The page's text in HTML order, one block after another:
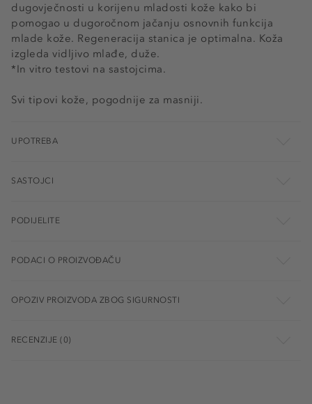
dugovječnosti u korijenu mladosti kože kako bi
pomogao u dugoročnom jačanju osnovnih funkcija
mlade kože. Regeneracija stanica je optimalna. Koža
izgleda vidljivo mlađe, duže.
*In vitro testovi na sastojcima.
Svi tipovi kože, pogodnije za masniji.
UPOTREBA
SASTOJCI
PODIJELITE
PODACI O PROIZVOĐAČU
OPOZIV PROIZVODA ZBOG SIGURNOSTI
RECENZIJE (0)